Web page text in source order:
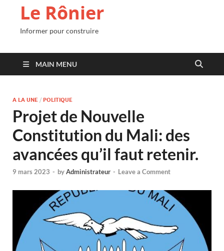
Le Rônier
Informer pour construire
MAIN MENU
A LA UNE / POLITIQUE
Projet de Nouvelle
Constitution du Mali: des
avancées qu’il faut retenir.
9 mars 2023 - byAdministrateur - Leave a Comment